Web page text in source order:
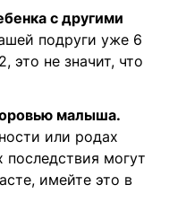
с другими
подруги уже 6
это не значит, что
малыша.
или родах
могут
имейте это в